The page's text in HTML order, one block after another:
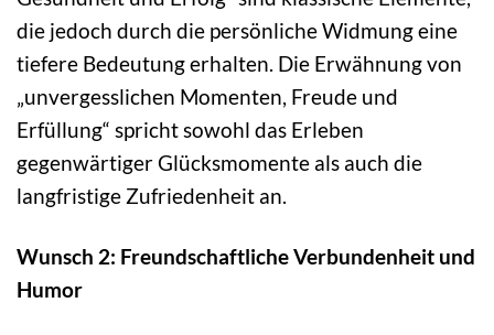
die jedoch durch die persönliche Widmung eine
tiefere Bedeutung erhalten. Die Erwähnung von
„unvergesslichen Momenten, Freude und
Erfüllung“ spricht sowohl das Erleben
gegenwärtiger Glücksmomente als auch die
langfristige Zufriedenheit an.
Wunsch 2: Freundschaftliche Verbundenheit und
Humor